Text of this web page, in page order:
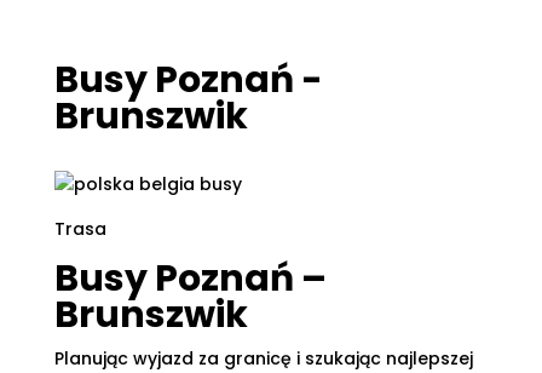
Busy Poznań -
Brunszwik
Trasa
Busy Poznań –
Brunszwik
Planując wyjazd za granicę i szukając najlepszej